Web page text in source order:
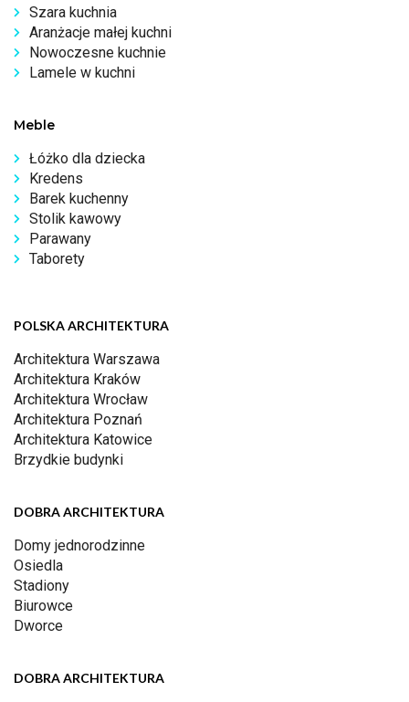
Szara kuchnia
Aranżacje małej kuchni
Nowoczesne kuchnie
Lamele w kuchni
Meble
Łóżko dla dziecka
Kredens
Barek kuchenny
Stolik kawowy
Parawany
Taborety
POLSKA ARCHITEKTURA
Architektura Warszawa
Architektura Kraków
Architektura Wrocław
Architektura Poznań
Architektura Katowice
Brzydkie budynki
DOBRA ARCHITEKTURA
Domy jednorodzinne
Osiedla
Stadiony
Biurowce
Dworce
DOBRA ARCHITEKTURA